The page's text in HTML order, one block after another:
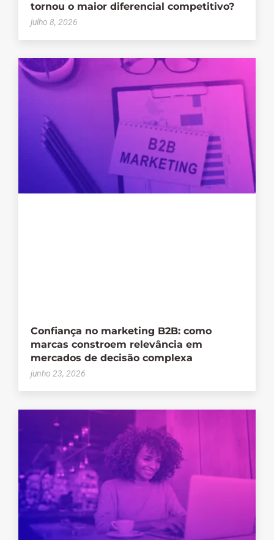
tornou o maior diferencial competitivo?
julho 8, 2026
Confiança no marketing B2B: como
marcas constroem relevância em
mercados de decisão complexa
junho 23, 2026